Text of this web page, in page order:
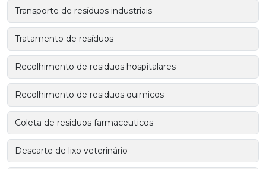
Transporte de resíduos industriais
Tratamento de resíduos
Recolhimento de residuos hospitalares
Recolhimento de residuos quimicos
Coleta de residuos farmaceuticos
Descarte de lixo veterinário